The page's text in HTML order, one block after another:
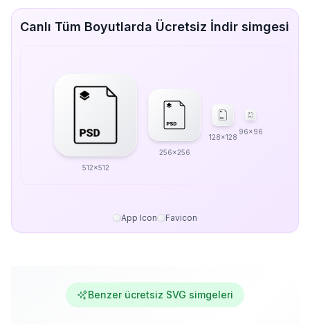
Canlı Tüm Boyutlarda Ücretsiz İndir simgesi
512x512
256x256
128x128
96x96
App Icon Favicon
Benzer ücretsiz SVG simgeleri